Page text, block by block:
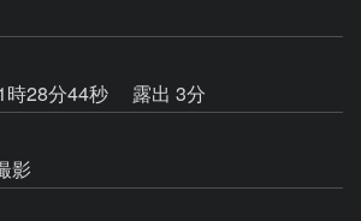
時28分44秒
露出 3分
影